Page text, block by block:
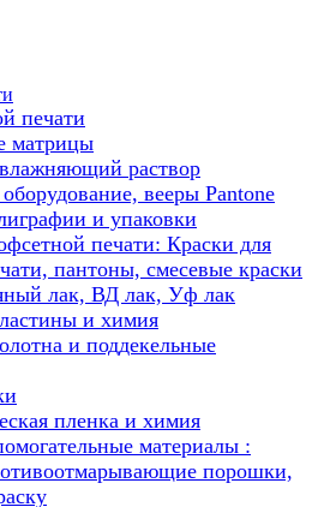
печати
матрицы
раствор
вееры Pantone
и упаковки
печати: Краски для
пантоны, смесевые краски
лак, ВД лак, Уф лак
и химия
и поддекельные
пленка и химия
материалы :
порошки,